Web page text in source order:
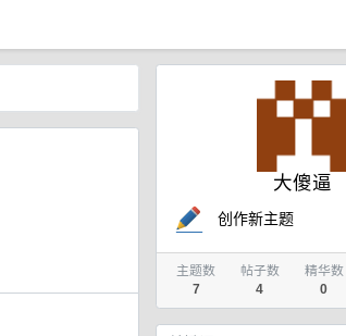
大傻逼
创作新主题
主题数
7
帖子数
4
精华数
0